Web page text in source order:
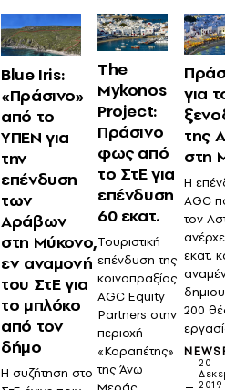
Blue Iris:
«Πράσινο»
από το
ΥΠΕΝ για
την
επένδυση
των
Αράβων
στη Μύκονο,
εν αναμονή
του ΣτΕ για
το μπλόκο
από τον
δήμο
Η συζήτηση στο
The
Mykonos
Project:
Πράσινο
φως από
το ΣτΕ για
επένδυση
60 εκατ.
Τουριστική
επένδυση της
κοινοπραξίας
AGC Equity
Partners στην
περιοχή
«Καραπέτης»
της Άνω
για
της
στη
Η
AGC
τον
εκατ.
200
20
2019